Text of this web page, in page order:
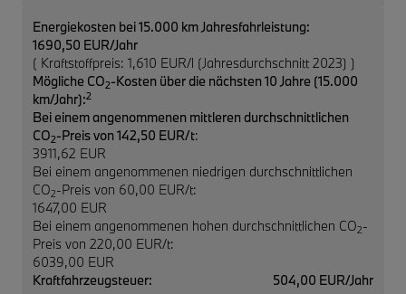
Energiekosten bei 15.000 km Jahresfahrleistung:
1690,50 EUR/Jahr
( Kraftstoffpreis: 1,610 EUR/l (Jahresdurchschnitt 2023) )
Mögliche CO2-Kosten über die nächsten 10 Jahre (15.000
km/Jahr):2
Bei einem angenommenen mittleren durchschnittlichen
CO2-Preis von 142,50 EUR/t:
3911,62 EUR
Bei einem angenommenen niedrigen durchschnittlichen
CO2-Preis von 60,00 EUR/t:
1647,00 EUR
Bei einem angenommenen hohen durchschnittlichen CO2-
Preis von 220,00 EUR/t:
6039,00 EUR
Kraftfahrzeugsteuer:
504,00 EUR/Jahr